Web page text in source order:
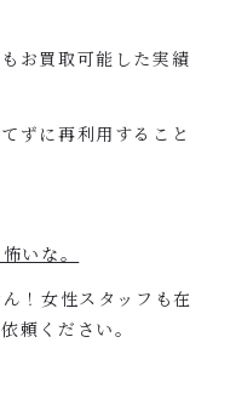
お買取可能した実績
ずに再利用すること
いな。
！女性スタッフも在
頼ください。